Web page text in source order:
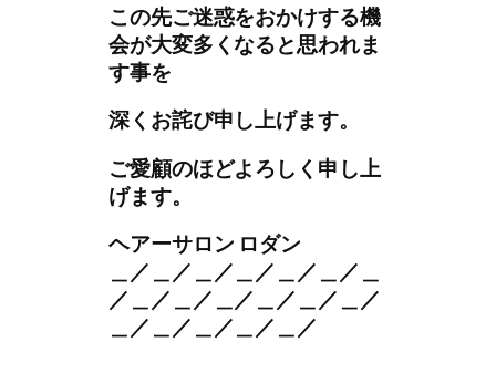
この先ご迷惑をおかけする機
会が大変多くなると思われま
す事を
深くお詫び申し上げます。
ご愛顧のほどよろしく申し上
げます。
ヘアーサロン ロダン
＿／＿／＿／＿／＿／＿／＿
／＿／＿／＿／＿／＿／＿／
＿／＿／＿／＿／＿／